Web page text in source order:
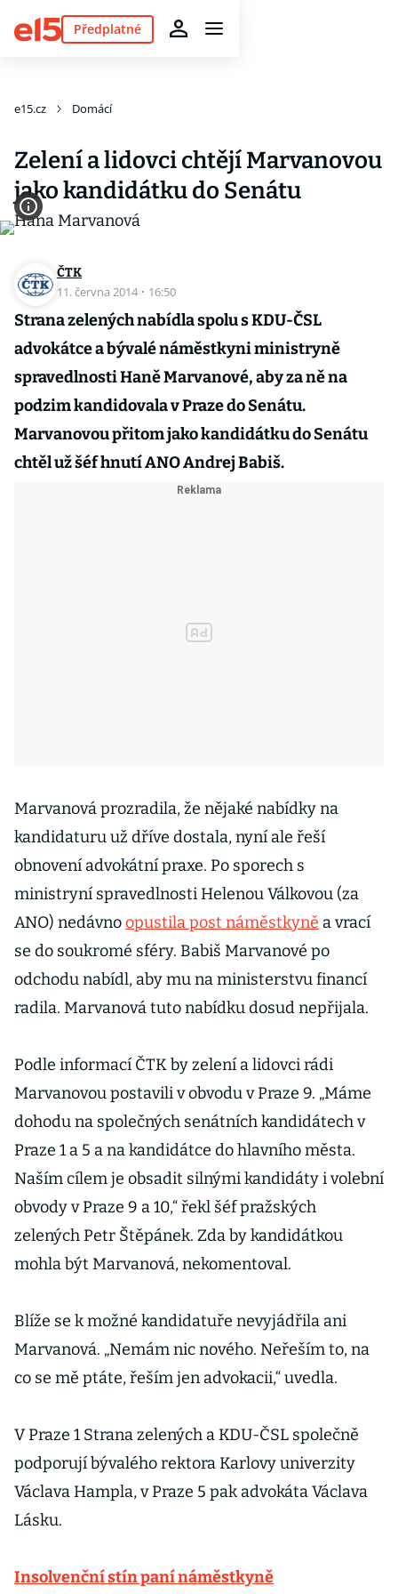
Předplatné
e15.cz Domácí
Zelení a lidovci chtějí Marvanovou
jako kandidátku do Senátu
ČTK
11. června 2014 · 16:50
Strana zelených nabídla spolu s KDU-ČSL
advokátce a bývalé náměstkyni ministryně
spravedlnosti Haně Marvanové, aby za ně na
podzim kandidovala v Praze do Senátu.
Marvanovou přitom jako kandidátku do Senátu
chtěl už šéf hnutí ANO Andrej Babiš.
Marvanová prozradila, že nějaké nabídky na
kandidaturu už dříve dostala, nyní ale řeší
obnovení advokátní praxe. Po sporech s
ministryní spravedlnosti Helenou Válkovou (za
ANO) nedávnoopustila post náměstkyně a vrací
se do soukromé sféry. Babiš Marvanové po
odchodu nabídl, aby mu na ministerstvu financí
radila. Marvanová tuto nabídku dosud nepřijala.
Podle informací ČTK by zelení a lidovci rádi
Marvanovou postavili v obvodu v Praze 9. „Máme
dohodu na společných senátních kandidátech v
Praze 1 a 5 a na kandidátce do hlavního města.
Naším cílem je obsadit silnými kandidáty i volební
obvody v Praze 9 a 10,“ řekl šéf pražských
zelených Petr Štěpánek. Zda by kandidátkou
mohla být Marvanová, nekomentoval.
Blíže se k možné kandidatuře nevyjádřila ani
Marvanová. „Nemám nic nového. Neřeším to, na
co se mě ptáte, řeším jen advokacii,“ uvedla.
V Praze 1 Strana zelených a KDU-ČSL společně
podporují bývalého rektora Karlovy univerzity
Václava Hampla, v Praze 5 pak advokáta Václava
Lásku.
Insolvenční stín paní náměstkyně